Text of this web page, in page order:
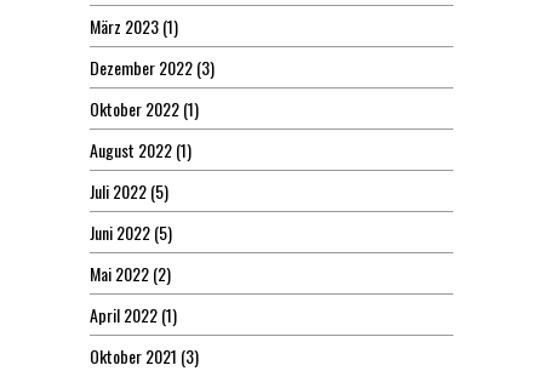
März 2023(1)
Dezember 2022(3)
Oktober 2022(1)
August 2022(1)
Juli 2022(5)
Juni 2022(5)
Mai 2022(2)
April 2022(1)
Oktober 2021 (3)